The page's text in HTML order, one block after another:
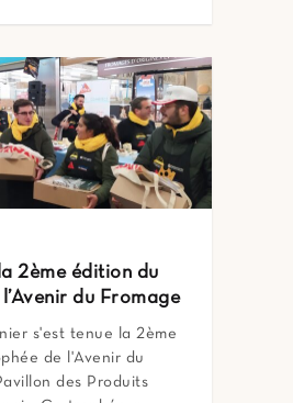
2ème édition du
l’Avenir du Fromage
s'est tenue la 2ème
de l'Avenir du
des Produits